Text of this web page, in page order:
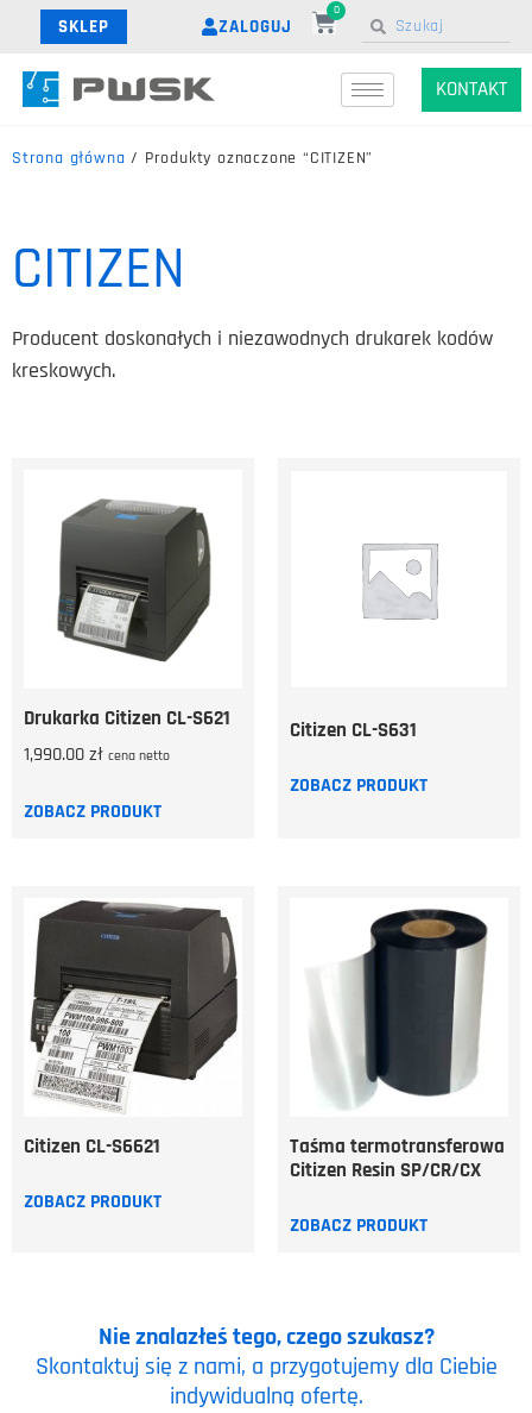
SKLEP ZALOGUJ
0
KONTAKT
Strona główna / Produkty oznaczone “CITIZEN”
CITIZEN
Producent doskonałych i niezawodnych drukarek kodów
kreskowych.
Drukarka Citizen CL-S621
1,990.00zł cena netto
ZOBACZ PRODUKT
Citizen CL-S631
ZOBACZ PRODUKT
Citizen CL-S6621
ZOBACZ PRODUKT
Taśma termotransferowa
Citizen Resin SP/CR/CX
ZOBACZ PRODUKT
Nie znalazłeś tego, czego szukasz?
Skontaktuj się z nami, a przygotujemy dla Ciebie
indywidualną ofertę.